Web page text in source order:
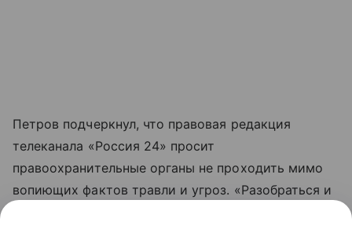
Петров подчеркнул, что правовая редакция
телеканала «Россия 24» просит
правоохранительные органы не проходить мимо
вопиющих фактов травли и угроз. «Разобраться и